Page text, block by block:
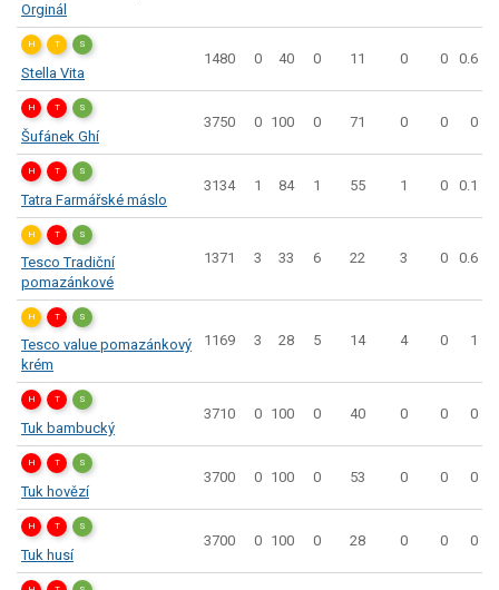
Orginál
H T S
Stella Vita
1480 0 40 0 11 0 0 0.6
H T S
Šufánek Ghí
3750 0 100 0 71 0 0 0
H T S
Tatra Farmářské máslo
3134 1 84 1 55 1 0 0.1
H T S
Tesco Tradiční
pomazánkové
1371 3 33 6 22 3 0 0.6
H T S
Tesco value pomazánkový
krém
1169 3 28 5 14 4 0 1
H T S
Tuk bambucký
3710 0 100 0 40 0 0 0
H T S
Tuk hovězí
3700 0 100 0 53 0 0 0
H T S
Tuk husí
3700 0 100 0 28 0 0 0